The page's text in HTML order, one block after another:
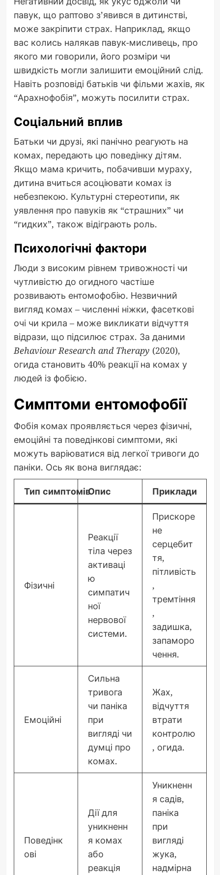
павук, що раптово з’явився в дитинстві,
може закріпити страх. Наприклад, якщо
вас колись налякав павук-мисливець, про
якого ми говорили, його розміри чи
швидкість могли залишити емоційний слід.
Навіть розповіді батьків чи фільми жахів, як
“Арахнофобія”, можуть посилити страх.
Соціальний вплив
Батьки чи друзі, які панічно реагують на
комах, передають цю поведінку дітям.
Якщо мама кричить, побачивши мураху,
дитина вчиться асоціювати комах із
небезпекою. Культурні стереотипи, як
уявлення про павуків як “страшних” чи
“гидких”, також відіграють роль.
Психологічні фактори
Люди з високим рівнем тривожності чи
чутливістю до огидного частіше
розвивають ентомофобію. Незвичний
вигляд комах – численні ніжки, фасеткові
очі чи крила – може викликати відчуття
відрази, що підсилює страх. За даними
Behaviour Research and Therapy (2020),
огида становить 40% реакції на комах у
людей із фобією.
Симптоми ентомофобії
Фобія комах проявляється через фізичні,
емоційні та поведінкові симптоми, які
можуть варіюватися від легкої тривоги до
паніки. Ось як вона виглядає:
Тип симптомівОпис Приклади
Фізичні
Реакції
тіла через
активаці
ю
симпатич
ної
нервової
системи.
Прискоре
не
серцебит
тя,
пітливість
,
тремтіння
,
задишка,
запаморо
чення.
Емоційні
Сильна
тривога
чи паніка
при
вигляді чи
думці про
комах.
Жах,
відчуття
втрати
контролю
, огида.
Поведінк
ові
Дії для
уникненн
я комах
або
реакція
Уникненн
я садів,
паніка
при
вигляді
жука,
надмірна